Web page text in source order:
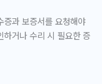
증과 보증서를 요청해야
하거나 수리 시 필요한 증